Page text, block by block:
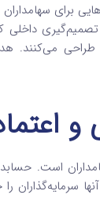
برای
طراحی می‌کنند.
است.
آنها